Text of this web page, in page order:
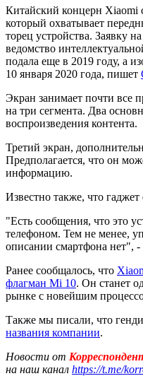
Китайский концерн Xiaomi
который охватывает
торец устройства. Заявку
ведомство
подала еще в 2019 году, а
10 января 2020 года, пишет
Экран занимает почти все
на три сегмента. Два
воспроизведения контента.
Третий экран,
Предполагается, что он
информацию.
Известно также, что
"Есть сообщения, что это
телефоном. Тем не менее,
описании смартфона нет",
Ранее сообщалось, что
флагман Mi 10. Он станет
рынке с новейшим
Также мы писали, что
названия компании.
Новости от
на наш канал https://t.me/